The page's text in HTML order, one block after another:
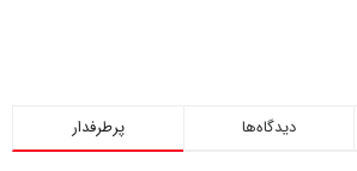
پرطرفدار دیدگاه‌ها